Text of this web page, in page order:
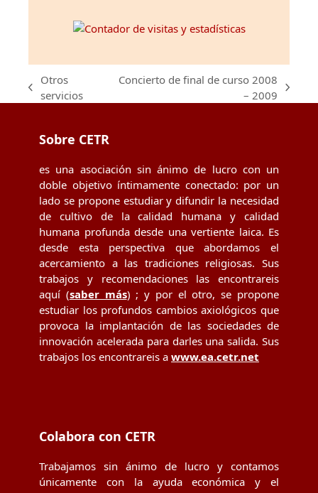
previous
Otros
servicios
Concierto de final de curso 2008
– 2009
Sobre CETR
es una asociación sin ánimo de lucro con un
doble objetivo íntimamente conectado: por un
lado se propone estudiar y difundir la necesidad
de cultivo de la calidad humana y calidad
humana profunda desde una vertiente laica. Es
desde esta perspectiva que abordamos el
acercamiento a las tradiciones religiosas. Sus
trabajos y recomendaciones las encontrareis
aquí (saber más) ; y por el otro, se propone
estudiar los profundos cambios axiológicos que
provoca la implantación de las sociedades de
innovación acelerada para darles una salida. Sus
trabajos los encontrareis a www.ea.cetr.net
Colabora con CETR
Trabajamos sin ánimo de lucro y contamos
únicamente con la ayuda económica y el